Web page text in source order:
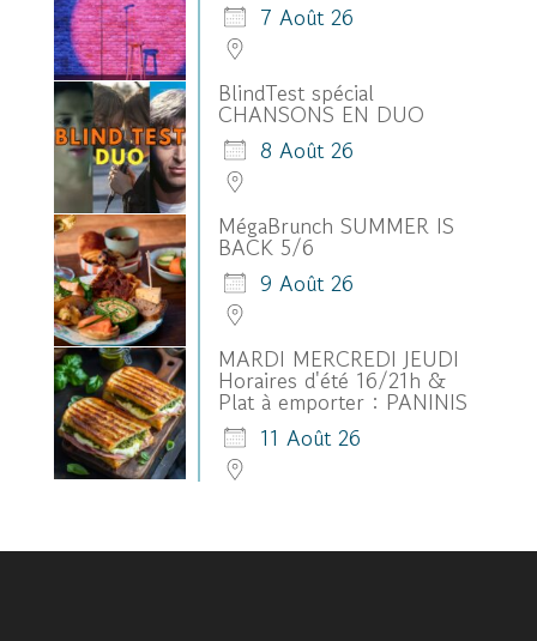
7 Août 26
BlindTest spécial
CHANSONS EN DUO
8 Août 26
MégaBrunch SUMMER IS
BACK 5/6
9 Août 26
MARDI MERCREDI JEUDI
Horaires d'été 16/21h &
Plat à emporter : PANINIS
11 Août 26